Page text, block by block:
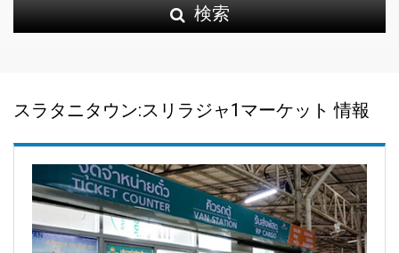
検索
スラタニタウン:スリラジャ1マーケット 情報